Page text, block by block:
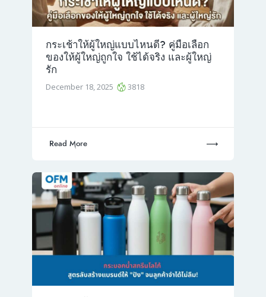
กระเช้าให้ผู้ใหญ่แบบไหนดี? คู่มือเลือก
ของให้ผู้ใหญ่ถูกใจ ใช้ได้จริง และผู้ใหญ่
รัก
December 18, 2025 3818
Read More